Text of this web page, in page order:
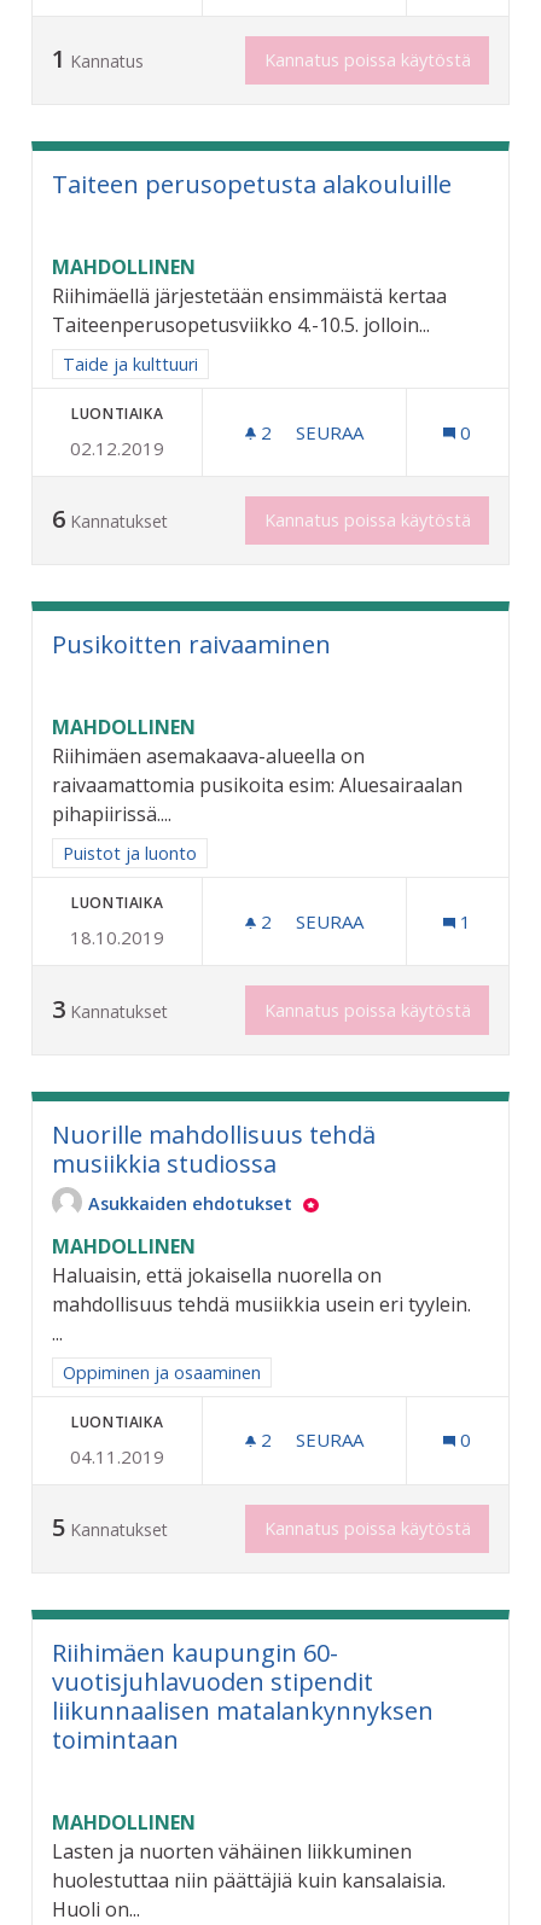
1 Kannatus Kannatus poissa käytöstä
Taiteen perusopetusta alakouluille
MAHDOLLINEN
Riihimäellä järjestetään ensimmäistä kertaa
Taiteenperusopetusviikko 4.-10.5. jolloin...
Rajaa tulokset aihepiirin mukaan: Taide ja kulttuuri
Taide ja kulttuuri
LUONTIAIKA
02.12.2019
2 2 SEURAAJAA
SEURAA 0
6 Kannatukset Kannatus poissa käytöstä
Pusikoitten raivaaminen
MAHDOLLINEN
Riihimäen asemakaava-alueella on
raivaamattomia pusikoita esim: Aluesairaalan
pihapiirissä....
Rajaa tulokset aihepiirin mukaan: Puistot ja luonto
Puistot ja luonto
LUONTIAIKA
18.10.2019
2 2 SEURAAJAA
SEURAA 1
3 Kannatukset Kannatus poissa käytöstä
Nuorille mahdollisuus tehdä
musiikkia studiossa
Asukkaiden ehdotukset
MAHDOLLINEN
Haluaisin, että jokaisella nuorella on
mahdollisuus tehdä musiikkia usein eri tyylein.
...
Rajaa tulokset aihepiirin mukaan: Oppiminen ja osaaminen
Oppiminen ja osaaminen
LUONTIAIKA
04.11.2019
2 2 SEURAAJAA
SEURAA 0
5 Kannatukset Kannatus poissa käytöstä
Riihimäen kaupungin 60-
vuotisjuhlavuoden stipendit
liikunnaalisen matalankynnyksen
toimintaan
MAHDOLLINEN
Lasten ja nuorten vähäinen liikkuminen
huolestuttaa niin päättäjiä kuin kansalaisia.
Huoli on...